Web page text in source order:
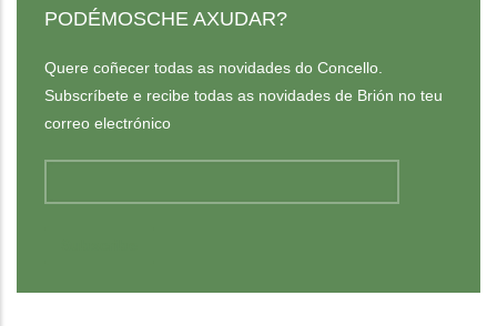
PODÉMOSCHE AXUDAR?
Quere coñecer todas as novidades do Concello.
Subscríbete e recibe todas as novidades de Brión no teu
correo electrónico